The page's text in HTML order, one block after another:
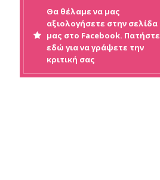
Θα θέλαμε να μας
αξιολογήσετε στην σελίδα
μας στο Facebook. Πατήστε
εδώ για να γράψετε την
κριτική σας